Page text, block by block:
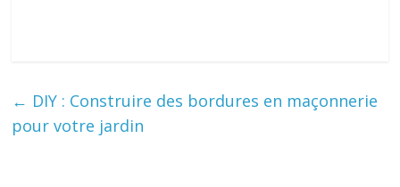
← DIY : Construire des bordures en maçonnerie
pour votre jardin